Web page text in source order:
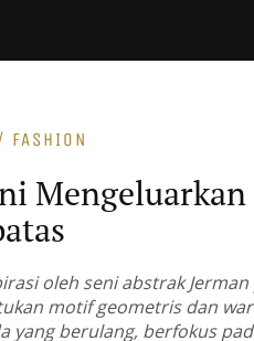
FASHION
oleh seni abstrak
motif geometris dan
yang berulang, berfokus